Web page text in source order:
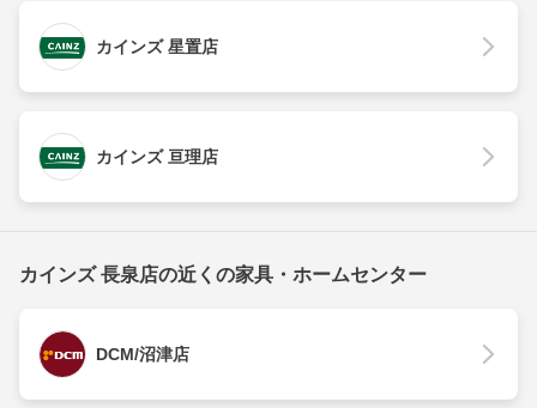
カインズ 星置店
カインズ 亘理店
カインズ 長泉店の近くの家具・ホームセンター
DCM/沼津店